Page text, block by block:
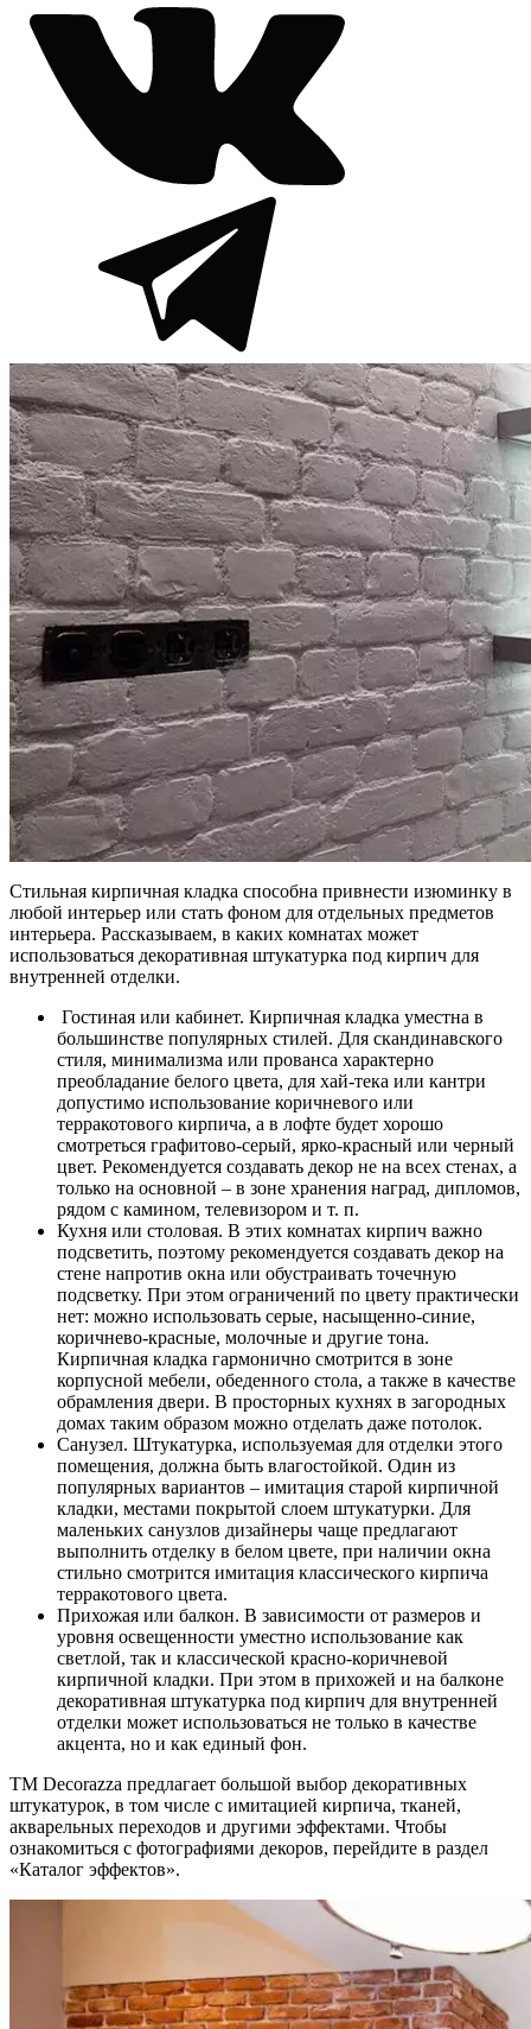
Стильная кирпичная кладка способна привнести изюминку в
любой интерьер или стать фоном для отдельных предметов
интерьера. Рассказываем, в каких комнатах может
использоваться декоративная штукатурка под кирпич для
внутренней отделки.
Гостиная или кабинет. Кирпичная кладка уместна в
большинстве популярных стилей. Для скандинавского
стиля, минимализма или прованса характерно
преобладание белого цвета, для хай-тека или кантри
допустимо использование коричневого или
терракотового кирпича, а в лофте будет хорошо
смотреться графитово-серый, ярко-красный или черный
цвет. Рекомендуется создавать декор не на всех стенах, а
только на основной – в зоне хранения наград, дипломов,
рядом с камином, телевизором и т. п.
Кухня или столовая. В этих комнатах кирпич важно
подсветить, поэтому рекомендуется создавать декор на
стене напротив окна или обустраивать точечную
подсветку. При этом ограничений по цвету практически
нет: можно использовать серые, насыщенно-синие,
коричнево-красные, молочные и другие тона.
Кирпичная кладка гармонично смотрится в зоне
корпусной мебели, обеденного стола, а также в качестве
обрамления двери. В просторных кухнях в загородных
домах таким образом можно отделать даже потолок.
Санузел. Штукатурка, используемая для отделки этого
помещения, должна быть влагостойкой. Один из
популярных вариантов – имитация старой кирпичной
кладки, местами покрытой слоем штукатурки. Для
маленьких санузлов дизайнеры чаще предлагают
выполнить отделку в белом цвете, при наличии окна
стильно смотрится имитация классического кирпича
терракотового цвета.
Прихожая или балкон. В зависимости от размеров и
уровня освещенности уместно использование как
светлой, так и классической красно-коричневой
кирпичной кладки. При этом в прихожей и на балконе
декоративная штукатурка под кирпич для внутренней
отделки может использоваться не только в качестве
акцента, но и как единый фон.
ТМ Decorazza предлагает большой выбор декоративных
штукатурок, в том числе с имитацией кирпича, тканей,
акварельных переходов и другими эффектами. Чтобы
ознакомиться с фотографиями декоров, перейдите в раздел
«Каталог эффектов».